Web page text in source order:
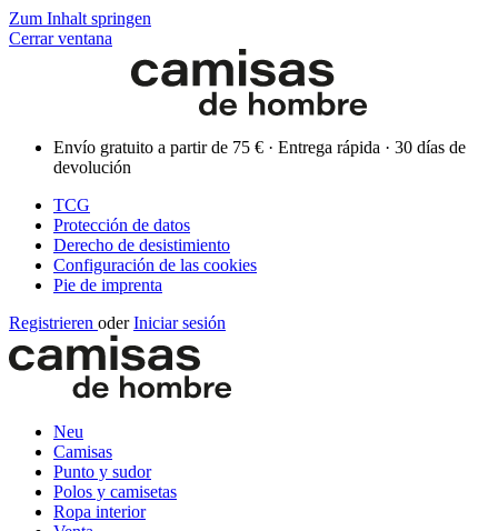
Zum Inhalt springen
Cerrar ventana
Envío gratuito a partir de 75 € · Entrega rápida · 30 días de
devolución
TCG
Protección de datos
Derecho de desistimiento
Configuración de las cookies
Pie de imprenta
Registrieren oder Iniciar sesión
Neu
Camisas
Punto y sudor
Polos y camisetas
Ropa interior